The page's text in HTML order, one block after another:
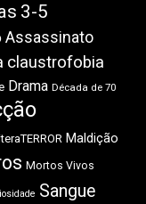
3-5
Assassinato
claustrofobia
Drama Década de 70
Maldição
Mortos Vivos
Sangue